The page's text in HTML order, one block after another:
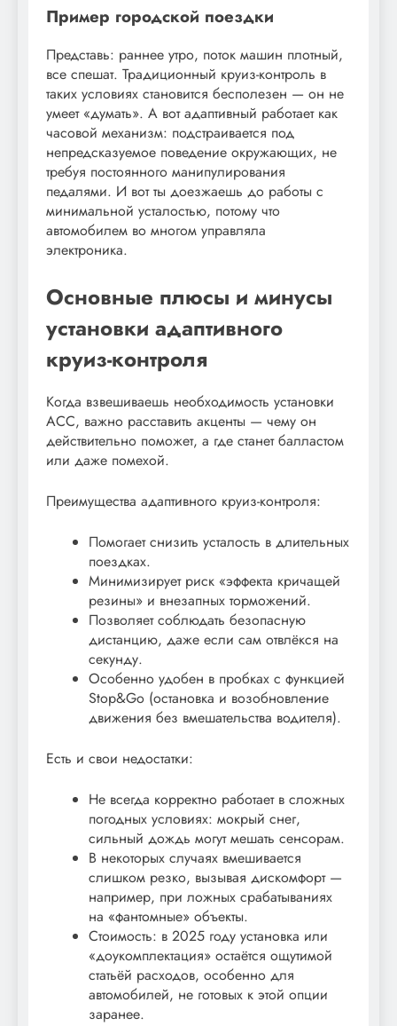
Пример городской поездки
Представь: раннее утро, поток машин плотный,
все спешат. Традиционный круиз-контроль в
таких условиях становится бесполезен — он не
умеет «думать». А вот адаптивный работает как
часовой механизм: подстраивается под
непредсказуемое поведение окружающих, не
требуя постоянного манипулирования
педалями. И вот ты доезжаешь до работы с
минимальной усталостью, потому что
автомобилем во многом управляла
электроника.
Основные плюсы и минусы
установки адаптивного
круиз-контроля
Когда взвешиваешь необходимость установки
ACC, важно расставить акценты — чему он
действительно поможет, а где станет балластом
или даже помехой.
Преимущества адаптивного круиз-контроля:
Помогает снизить усталость в длительных
поездках.
Минимизирует риск «эффекта кричащей
резины» и внезапных торможений.
Позволяет соблюдать безопасную
дистанцию, даже если сам отвлёкся на
секунду.
Особенно удобен в пробках с функцией
Stop&Go (остановка и возобновление
движения без вмешательства водителя).
Есть и свои недостатки:
Не всегда корректно работает в сложных
погодных условиях: мокрый снег,
сильный дождь могут мешать сенсорам.
В некоторых случаях вмешивается
слишком резко, вызывая дискомфорт —
например, при ложных срабатываниях
на «фантомные» объекты.
Стоимость: в 2025 году установка или
«доукомплектация» остаётся ощутимой
статьёй расходов, особенно для
автомобилей, не готовых к этой опции
заранее.